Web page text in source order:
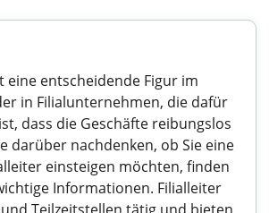
eine entscheidende Figur im
in Filialunternehmen, die dafür
dass die Geschäfte reibungslos
darüber nachdenken, ob Sie eine
einsteigen möchten, finden
Informationen. Filialleiter